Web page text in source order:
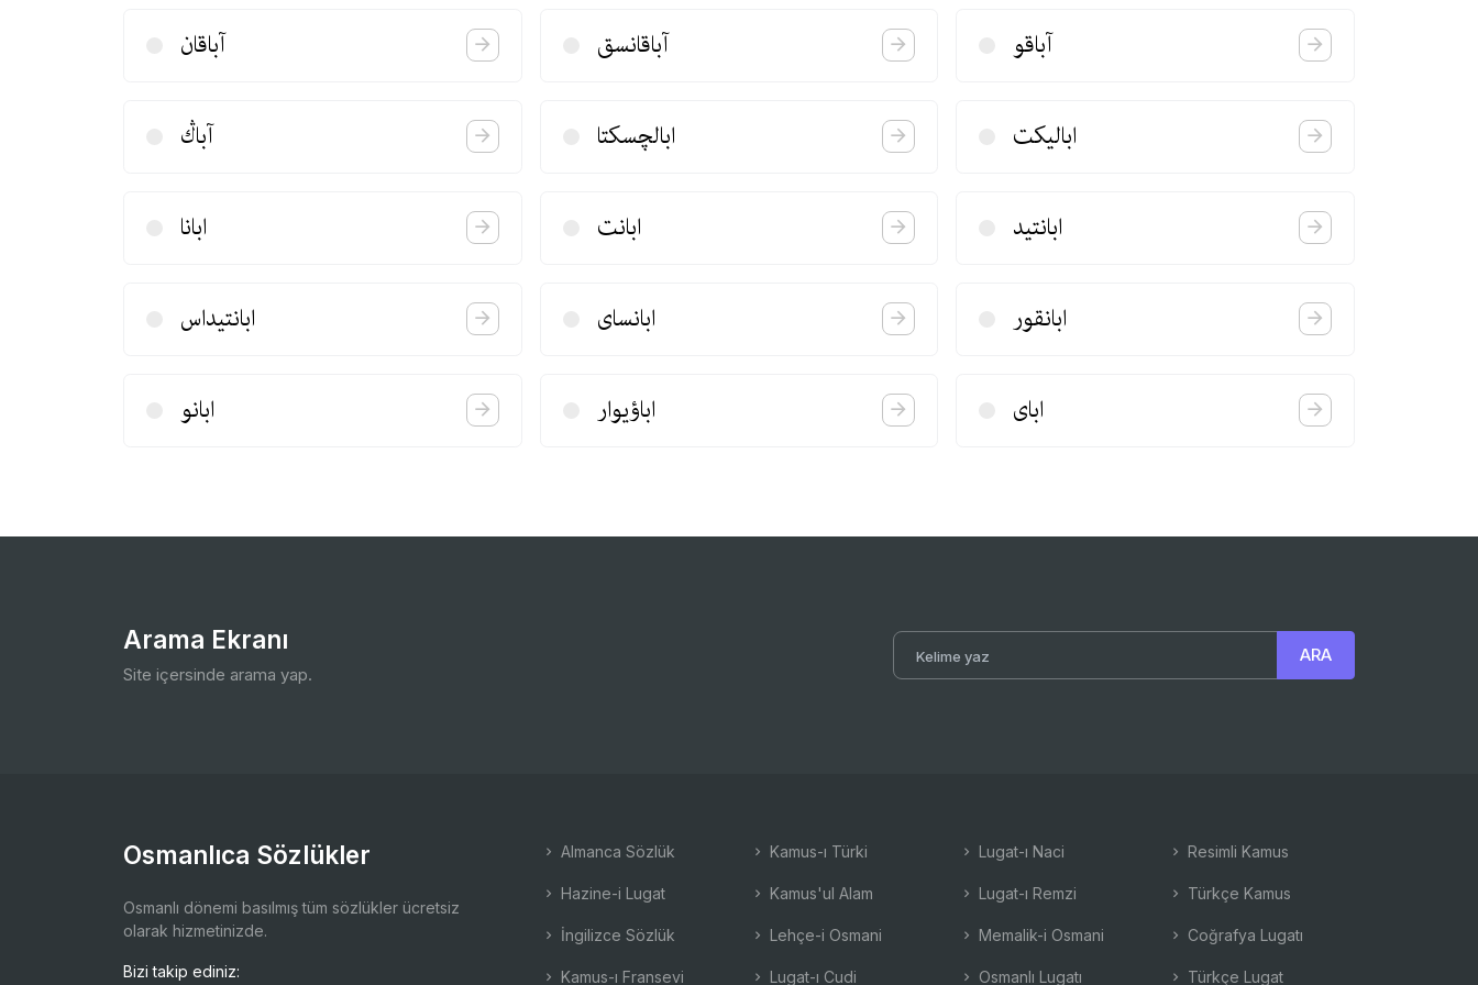
آباقان آباقانسق آباقو
آباڭ ابالچسكتا ابالیكت
ابانا ابانت ابانتید
ابانتیداس ابانسای ابانقور
ابانو اباؤیوار ابای
Arama Ekranı
Site içersinde arama yap.
Osmanlıca Sözlükler
Osmanlı dönemi basılmış tüm sözlükler ücretsiz
olarak hizmetinizde.
Bizi takip ediniz:
Almanca Sözlük
Hazine-i Lugat
İngilizce Sözlük
Kamus-ı Fransevi
Kamus-ı Türki
Kamus'ul Alam
Lehçe-i Osmani
Lugat-ı Cudi
Lugat-ı Naci
Lugat-ı Remzi
Memalik-i Osmani
Osmanlı Lugatı
Resimli Kamus
Türkçe Kamus
Coğrafya Lugatı
Türkçe Lugat